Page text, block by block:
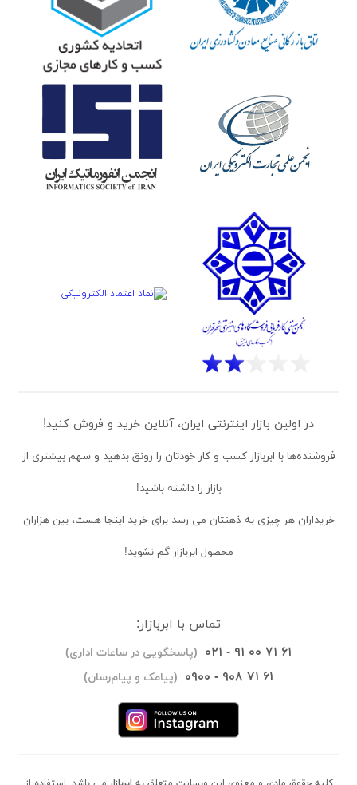
در اولین بازار اینترنتی ایران، آنلاین خرید و فروش کنید!
فروشنده‌ها با ابربازار کسب و کار خودتان را رونق بدهید و سهم بیشتری از
بازار را داشته باشید!
خریداران هر چیزی به ذهنتان می رسد برای خرید اینجا هست، بین هزاران
محصول ابربازار گم نشوید!
تماس با ابربازار:
۰۲۱ - ۹۱ ۰۰ ۷۱ ۶۱ (پاسخگویی در ساعات اداری)
۰۹۰۰ - ۹۰۸ ۷۱ ۶۱ (پیامک و پیام‌رسان)